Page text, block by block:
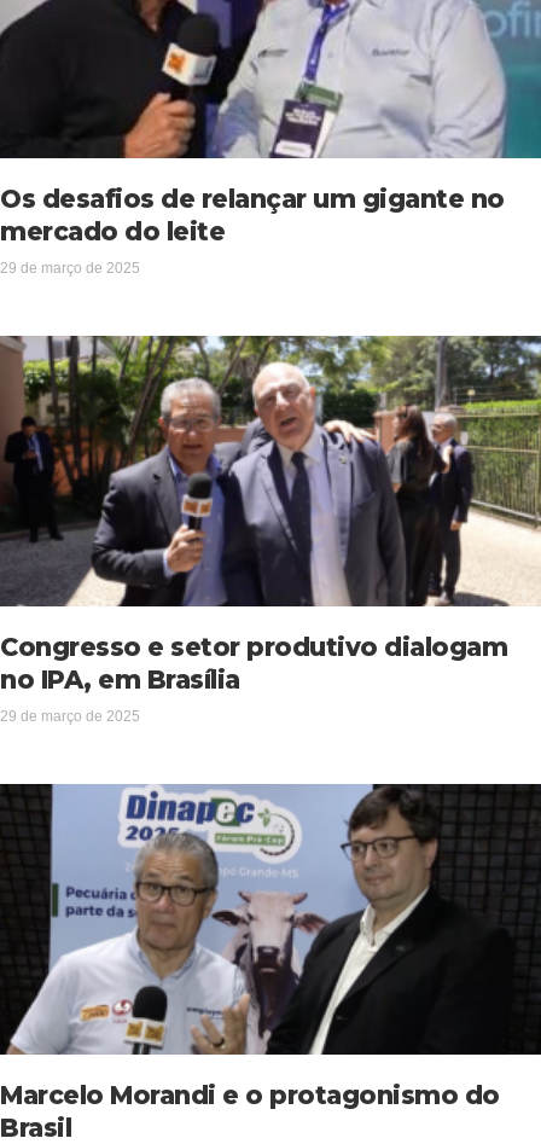
Os desafios de relançar um gigante no
mercado do leite
29 de março de 2025
Congresso e setor produtivo dialogam
no IPA, em Brasília
29 de março de 2025
Marcelo Morandi e o protagonismo do
Brasil